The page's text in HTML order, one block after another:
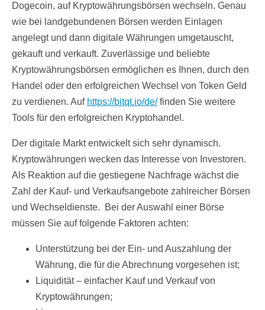
Dogecoin, auf Kryptowährungsbörsen wechseln. Genau
wie bei landgebundenen Börsen werden Einlagen
angelegt und dann digitale Währungen umgetauscht,
gekauft und verkauft. Zuverlässige und beliebte
Kryptowährungsbörsen ermöglichen es Ihnen, durch den
Handel oder den erfolgreichen Wechsel von Token Geld
zu verdienen. Auf https://bitqt.io/de/finden Sie weitere
Tools für den erfolgreichen Kryptohandel.
Der digitale Markt entwickelt sich sehr dynamisch.
Kryptowährungen wecken das Interesse von Investoren.
Als Reaktion auf die gestiegene Nachfrage wächst die
Zahl der Kauf- und Verkaufsangebote zahlreicher Börsen
und Wechseldienste. Bei der Auswahl einer Börse
müssen Sie auf folgende Faktoren achten:
Unterstützung bei der Ein- und Auszahlung der
Währung, die für die Abrechnung vorgesehen ist;
Liquidität – einfacher Kauf und Verkauf von
Kryptowährungen;